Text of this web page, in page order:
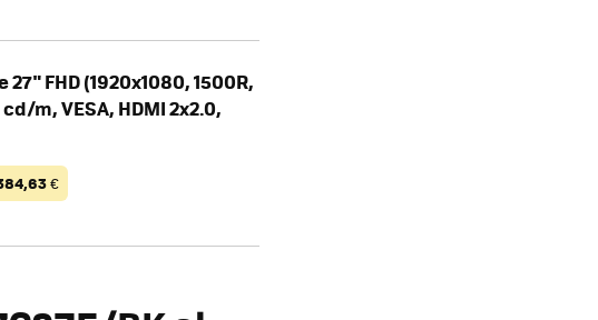
FHD (1920x1080, 1500R,
m, VESA, HDMI 2x2.0,
€